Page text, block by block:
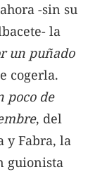
-sin su
la
un puñado
cogerla.
poco de
, del
y Fabra, la
guionista